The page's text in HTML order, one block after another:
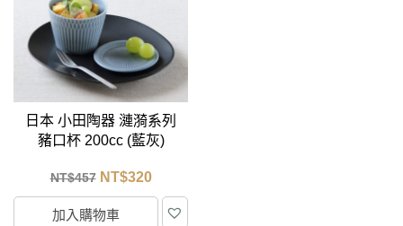
日本 小田陶器 漣漪系列
豬口杯 200cc (藍灰)
NT$457 NT$320
加入購物車